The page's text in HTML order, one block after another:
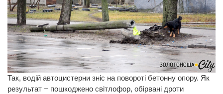
Так, водій автоцистерни зніс на повороті бетонну опору. Як
результат − пошкоджено світлофор, обірвані дроти